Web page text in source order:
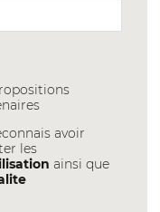
avoir
les
ainsi que